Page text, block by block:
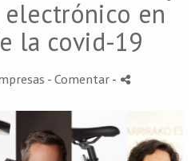
en
la covid-19
- Comentar -